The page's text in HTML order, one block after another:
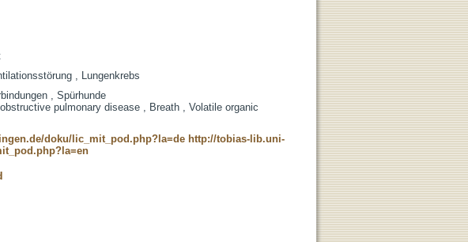
, Lungenkrebs
, Spürhunde
pulmonary disease , Breath , Volatile organic
doku/lic_mit_pod.php?la=de http://tobias-lib.uni-